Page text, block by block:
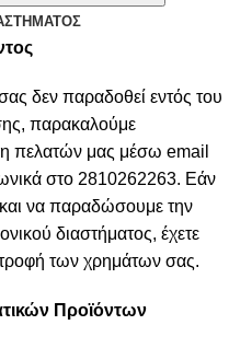
δεν παραδοθεί εντός του
παρακαλούμε
πελατών μας μέσω email
στο 2810262263. Εάν
να παραδώσουμε την
διαστήματος, έχετε
των χρημάτων σας.
Προϊόντων